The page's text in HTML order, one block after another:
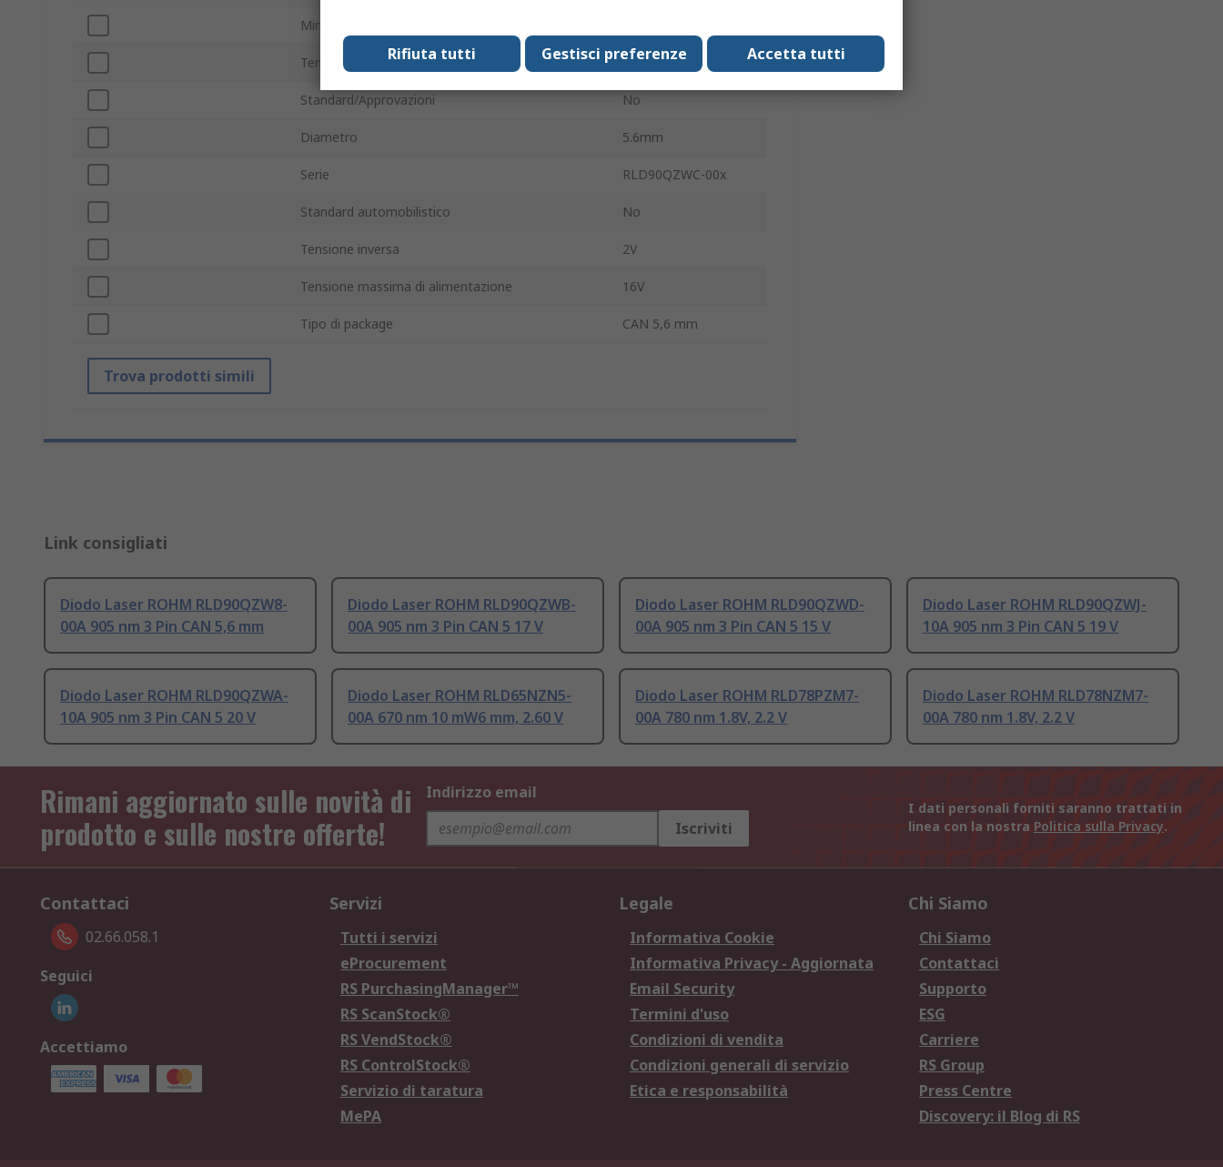
Minima temperatura operativa
Temperatura massima di funzionamento 85°C
Standard/Approvazioni No
Diametro 5.6mm
Serie RLD90QZWC-00x
Standard automobilistico No
Tensione inversa 2V
Tensione massima di alimentazione 16V
Tipo di package CAN 5,6 mm
Trova prodotti simili
Link consigliati
Diodo Laser ROHM RLD90QZW8-
00A 905 nm 3 Pin CAN 5,6 mm
Diodo Laser ROHM RLD90QZWB-
00A 905 nm 3 Pin CAN 5 17 V
Diodo Laser ROHM RLD90QZWD-
00A 905 nm 3 Pin CAN 5 15 V
Diodo Laser ROHM RLD90QZWJ-
10A 905 nm 3 Pin CAN 5 19 V
Diodo Laser ROHM RLD90QZWA-
10A 905 nm 3 Pin CAN 5 20 V
Diodo Laser ROHM RLD65NZN5-
00A 670 nm 10 mW6 mm, 2.60 V
Diodo Laser ROHM RLD78PZM7-
00A 780 nm 1.8V, 2.2 V
Diodo Laser ROHM RLD78NZM7-
00A 780 nm 1.8V, 2.2 V
Rimani aggiornato sulle novità di
prodotto e sulle nostre offerte!
Indirizzo email
Iscriviti
I dati personali forniti saranno trattati in
linea con la nostra Politica sulla Privacy.
Contattaci
02.66.058.1
Seguici
Accettiamo
Servizi
Tutti i servizi
eProcurement
RS PurchasingManager™
RS ScanStock®
RS VendStock®
RS ControlStock®
Servizio di taratura
MePA
Legale
Informativa Cookie
Informativa Privacy - Aggiornata
Email Security
Termini d'uso
Condizioni di vendita
Condizioni generali di servizio
Etica e responsabilità
Chi Siamo
Chi Siamo
Contattaci
Supporto
ESG
Carriere
RS Group
Press Centre
Discovery: il Blog di RS
Accetta tutti
Gestisci preferenze
Rifiuta tutti